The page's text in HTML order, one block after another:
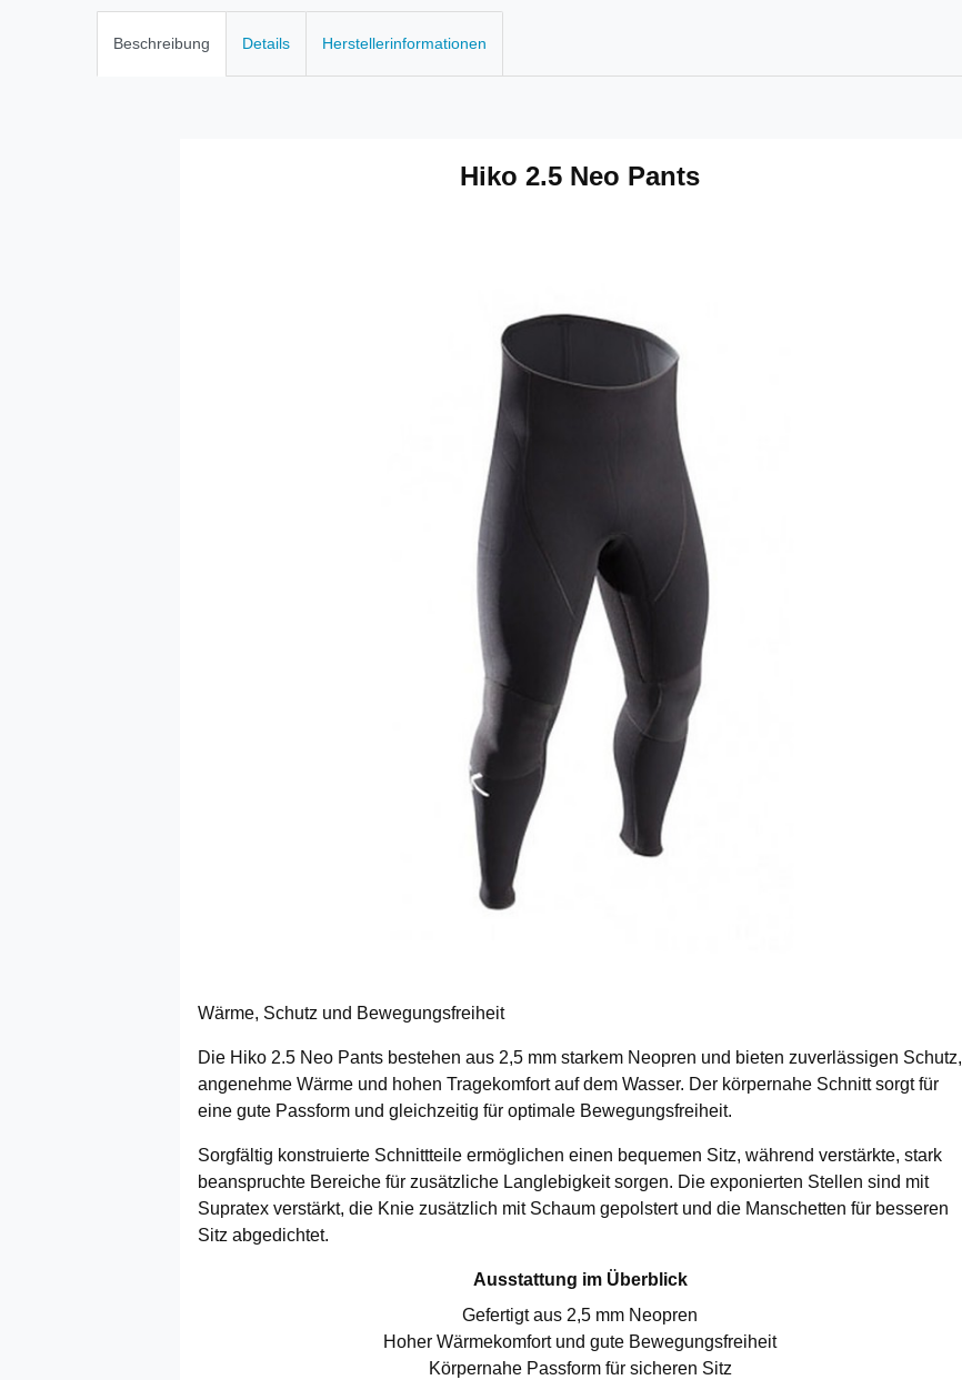
Beschreibung Details Herstellerinformationen
Hiko 2.5 Neo Pants
Wärme, Schutz und Bewegungsfreiheit
Die Hiko 2.5 Neo Pants bestehen aus 2,5 mm starkem Neopren und bieten zuverlässigen Schutz,
angenehme Wärme und hohen Tragekomfort auf dem Wasser. Der körpernahe Schnitt sorgt für
eine gute Passform und gleichzeitig für optimale Bewegungsfreiheit.
Sorgfältig konstruierte Schnittteile ermöglichen einen bequemen Sitz, während verstärkte, stark
beanspruchte Bereiche für zusätzliche Langlebigkeit sorgen. Die exponierten Stellen sind mit
Supratex verstärkt, die Knie zusätzlich mit Schaum gepolstert und die Manschetten für besseren
Sitz abgedichtet.
Ausstattung im Überblick
Gefertigt aus 2,5 mm Neopren
Hoher Wärmekomfort und gute Bewegungsfreiheit
Körpernahe Passform für sicheren Sitz